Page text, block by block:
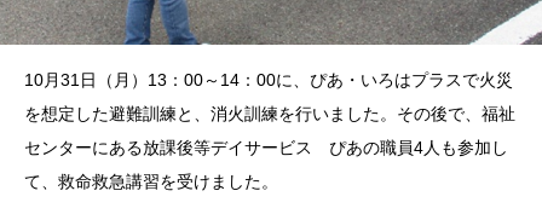
10月31日（月）13：00～14：00に、ぴあ・いろはプラスで火災
を想定した避難訓練と、消火訓練を行いました。その後で、福祉
センターにある放課後等デイサービス ぴあの職員4人も参加し
て、救命救急講習を受けました。